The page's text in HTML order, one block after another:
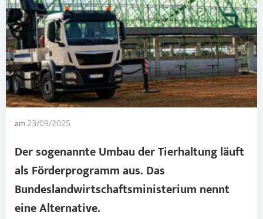
am23/09/2025
Der sogenannteUmbau der Tierhaltungläuft
als Förderprogramm aus. Das
Bundeslandwirtschaftsministerium nennt
eine Alternative.